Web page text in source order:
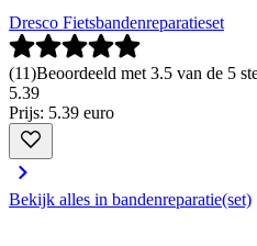
Dresco Fietsbandenreparatieset
(11)Beoordeeld met 3.5 van de 5
5.39
Prijs: 5.39 euro
Bekijk alles in bandenreparatie(set)